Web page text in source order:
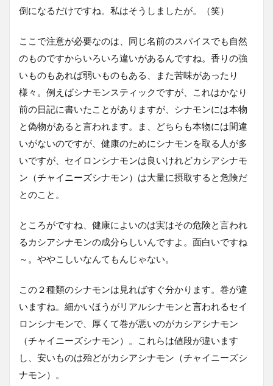
倒になるだけですね。私はそうしましたが。（笑）
ここで注意が必要なのは、同じ名前のスパイスでも自然
のものですからいろいろ違いがあるんですね。香りの強
いものもあれば弱いものもある、また苦味があったり
様々。例えばシナモンスティックですが、これはかなり
前の日記に書いたことがありますが、シナモンには本物
と偽物があると言われます。ま、どちらも本物には間違
いがないのですが、健康のためにシナモンを取る人が多
いですが、セイロンシナモンは良いけれどカシアシナモ
ン（チャイニーズシナモン）は大量に摂取すると危険だ
とのこと。
ところがですね、健康によいのは実はその危険と言われ
るカシアシナモンの成分らしいんですよ。面白いですね
～。ややこしいなんてもんじゃない。
この２種類のシナモンは見ればすぐ分かります。巻が違
いますね。細かいほうがリアルシナモンと言われるセイ
ロンシナモンで、厚くて巻が悪いのがカシアシナモン
（チャイニーズシナモン）。これらは値段が違います
し、安いものは殆どがカシアシナモン（チャイニーズシ
ナモン）。